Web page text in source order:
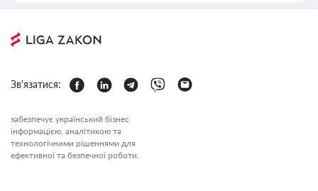
Зв'язатися:
забезпечує український бізнес
інформацією, аналітикою та
технологічними рішеннями для
ефективної та безпечної роботи.